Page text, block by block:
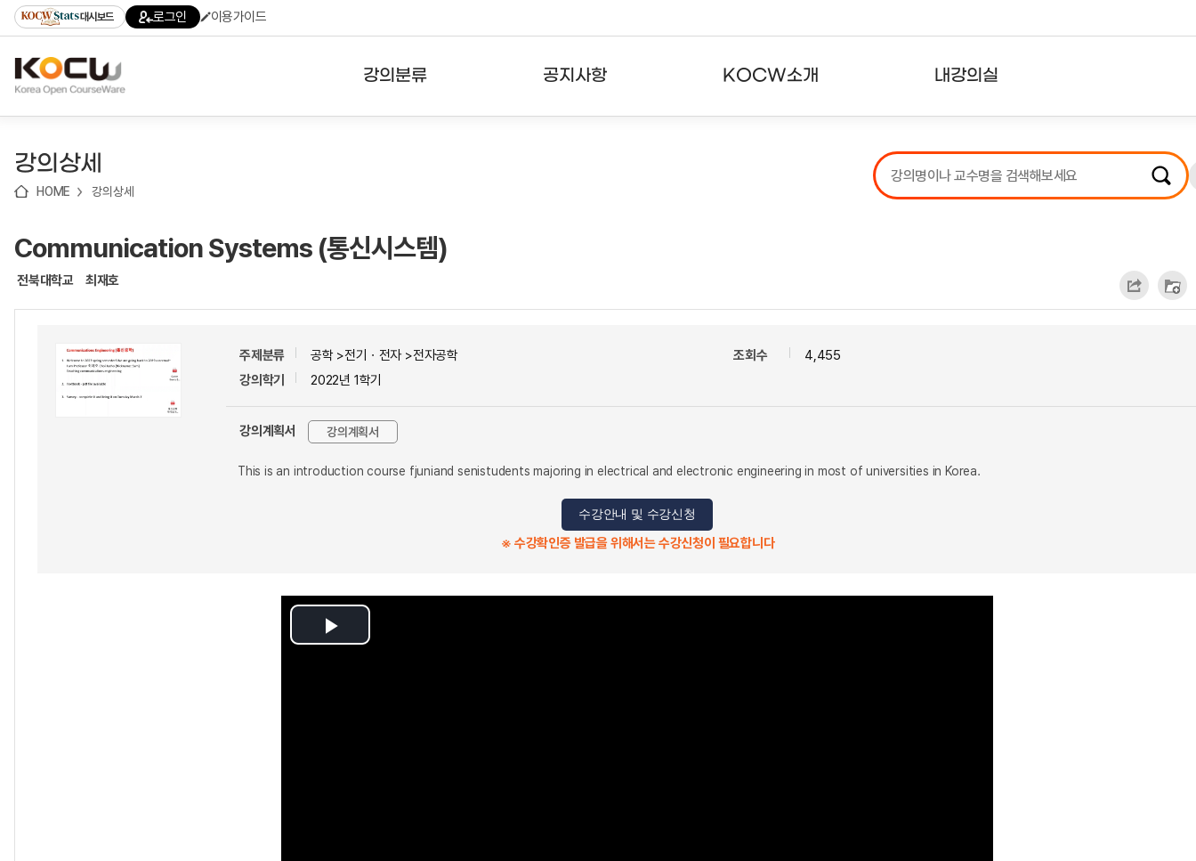
기
기
기
content)
가
대시보드 로그인 이용가이드
강의분류
테마강의
공지사항 KOCW소개 내강의실
강의리스트
수강확인증강의
강의상세
HOME 강의상세
Communication Systems (통신시스템)
전북대학교 최재호
주제분류
공학 >전기ㆍ전자 >전자공학
강의학기
2022년 1학기
조회수 4,455
강의계획서 강의계획서
This is an introduction course fjuniand senistudents majoring in electrical and electronic engineering in most of universities in Korea.
수강안내 및 수강신청
※ 수강확인증 발급을 위해서는 수강신청이 필요합니다
Play